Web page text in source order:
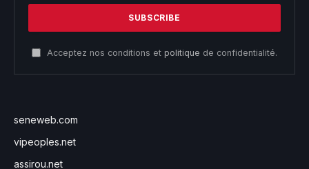
Acceptez nos conditions et politique de confidentialité.
seneweb.com
vipeoples.net
assirou.net